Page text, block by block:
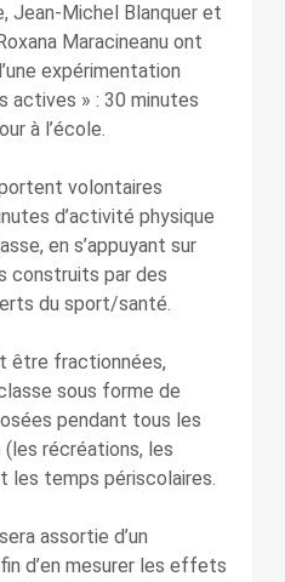
Jean-Michel Blanquer et
Maracineanu ont
expérimentation
actives » : 30 minutes
à l’école.
volontaires
d’activité physique
en s’appuyant sur
construits par des
du sport/santé.
être fractionnées,
sous forme de
pendant tous les
récréations, les
les temps périscolaires.
assortie d’un
d’en mesurer les effets